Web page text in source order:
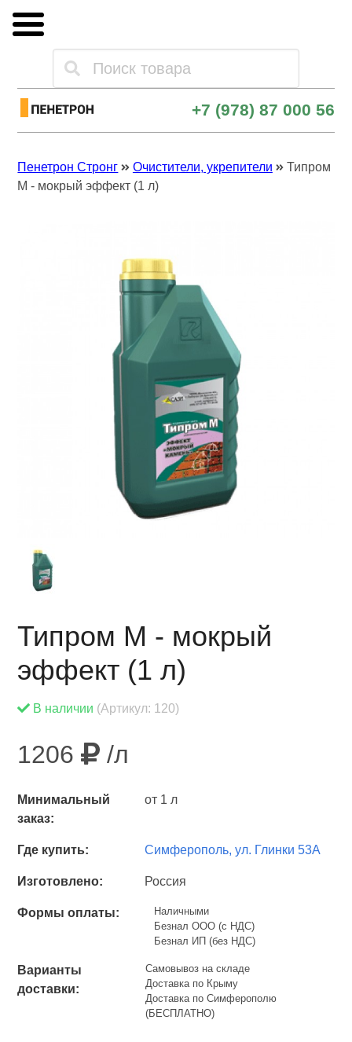
Каталог товаров
Опт и поставки
+7 (978) 87 000 56
Пенетрон Стронг Очистители, укрепители
Типром
М - мокрый эффект (1 л)
Типром М - мокрый
эффект (1 л)
В наличии (Артикул: 120)
1206 /л
Минимальный
заказ:
от 1 л
Где купить: Симферополь, ул. Глинки 53А
Изготовлено: Россия
Формы оплаты:
Наличными
Безнал ООО (с НДС)
Безнал ИП (без НДС)
Варианты
доставки:
Самовывоз на складе
Доставка по Крыму
Доставка по Симферополю
(БЕСПЛАТНО)